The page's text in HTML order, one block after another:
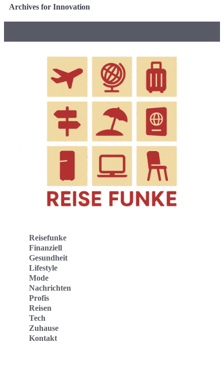
Archives for Innovation
Reisefunke
Finanziell
Gesundheit
Lifestyle
Mode
Nachrichten
Profis
Reisen
Tech
Zuhause
Kontakt